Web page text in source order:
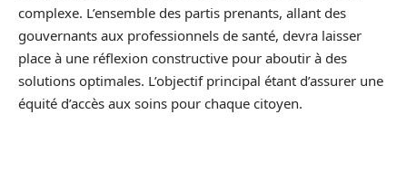
complexe. L’ensemble des partis prenants, allant des
gouvernants aux professionnels de santé, devra laisser
place à une réflexion constructive pour aboutir à des
solutions optimales. L’objectif principal étant d’assurer une
équité d’accès aux soins pour chaque citoyen.